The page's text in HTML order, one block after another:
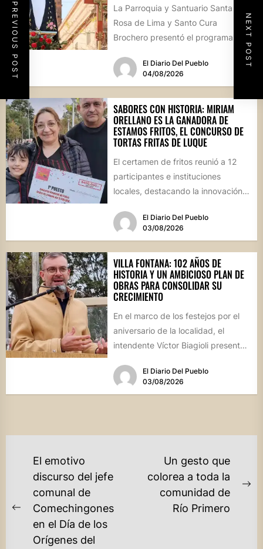
PREVIOUS POST NEXT POST
La Parroquia y Santuario Santa
Rosa de Lima y Santo Cura
Brochero presentó el programa
El Diario Del Pueblo
04/08/2026
SABORES CON HISTORIA: MIRIAM
ORELLANO ES LA GANADORA DE
ESTAMOS FRITOS, EL CONCURSO DE
TORTAS FRITAS DE LUQUE
El certamen de fritos reunió a 12
participantes e instituciones
locales, destacando la innovación
El Diario Del Pueblo
03/08/2026
VILLA FONTANA: 102 AÑOS DE
HISTORIA Y UN AMBICIOSO PLAN DE
OBRAS PARA CONSOLIDAR SU
CRECIMIENTO
En el marco de los festejos por el
aniversario de la localidad, el
intendente Víctor Biagioli presentó
El Diario Del Pueblo
03/08/2026
NAVEGACIÓN
ENTRADAS
Previous
post:
El emotivo
discurso del jefe
comunal de
Comechingones
en el Día de los
Orígenes del
Un gesto que
colorea a toda la
comunidad de
Río Primero